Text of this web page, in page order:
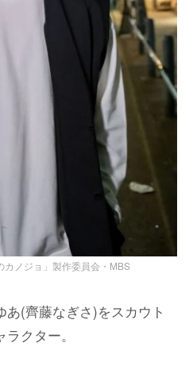
カノジョ」製作委員会・MBS
(齊藤なぎさ)をスカウト
クター。